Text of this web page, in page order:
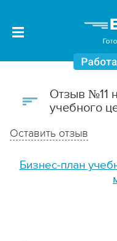
Отзыв №11
учебного
Оставить отзыв
Бизнес-план